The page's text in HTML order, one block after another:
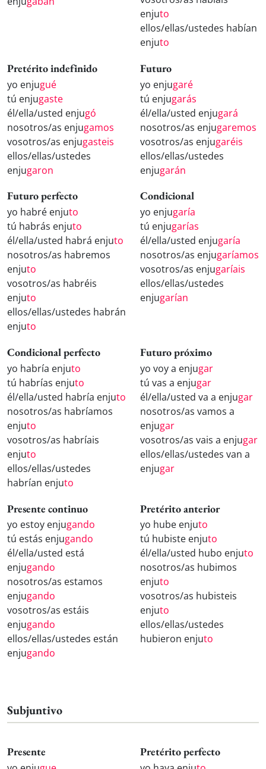
enjuto
ellos/ellas/ustedes habían
enjuto
Pretérito indefinido
yo enjugué
tú enjugaste
él/ella/usted enjugó
nosotros/as enjugamos
vosotros/as enjugasteis
ellos/ellas/ustedes
enjugaron
Futuro
yo enjugaré
tú enjugarás
él/ella/usted enjugará
nosotros/as enjugaremos
vosotros/as enjugaréis
ellos/ellas/ustedes
enjugarán
Futuro perfecto
yo habré enjuto
tú habrás enjuto
él/ella/usted habrá enjuto
nosotros/as habremos
enjuto
vosotros/as habréis
enjuto
ellos/ellas/ustedes habrán
enjuto
Condicional
yo enjugaría
tú enjugarías
él/ella/usted enjugaría
nosotros/as enjugaríamos
vosotros/as enjugaríais
ellos/ellas/ustedes
enjugarían
Condicional perfecto
yo habría enjuto
tú habrías enjuto
él/ella/usted habría enjuto
nosotros/as habríamos
enjuto
vosotros/as habríais
enjuto
ellos/ellas/ustedes
habrían enjuto
Futuro próximo
yo voy a enjugar
tú vas a enjugar
él/ella/usted va a enjugar
nosotros/as vamos a
enjugar
vosotros/as vais a enjugar
ellos/ellas/ustedes van a
enjugar
Presente continuo
yo estoy enjugando
tú estás enjugando
él/ella/usted está
enjugando
nosotros/as estamos
enjugando
vosotros/as estáis
enjugando
ellos/ellas/ustedes están
enjugando
Pretérito anterior
yo hube enjuto
tú hubiste enjuto
él/ella/usted hubo enjuto
nosotros/as hubimos
enjuto
vosotros/as hubisteis
enjuto
ellos/ellas/ustedes
hubieron enjuto
Subjuntivo
Presente Pretérito perfecto